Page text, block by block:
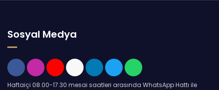
Sosyal Medya
Haftaiçi 08.00-17.30 mesai saatleri arasında WhatsApp Hattı ile